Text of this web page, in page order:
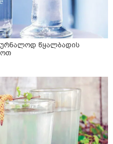
წყალბადის